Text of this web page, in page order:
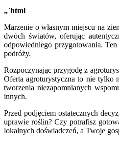
„`html
Marzenie o własnym miejscu na
dwóch światów, oferując
odpowiedniego przygotowania.
podróży.
Rozpoczynając przygodę z
Oferta agroturystyczna to nie tylko
tworzenia niezapomnianych
innych.
Przed podjęciem ostatecznych
uprawie roślin? Czy potrafisz
lokalnych doświadczeń, a Twoje